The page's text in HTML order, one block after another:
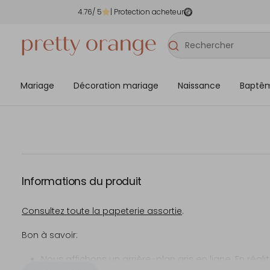
4.76/ 5 | Protection acheteur
Mariage Décoration mariage Naissance
Informations du produit
Consultez toute la papeterie assortie.
Bon à savoir:
Nous affichons un arrière-plan gris en ligne. En